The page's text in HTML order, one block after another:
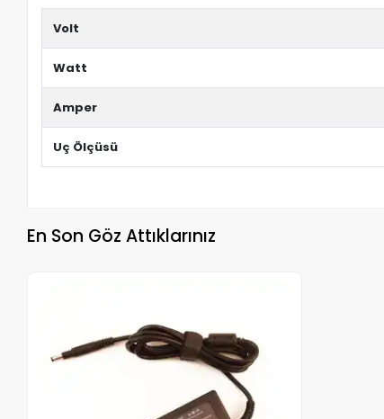
Volt
Watt
Amper
Uç Ölçüsü
En Son Göz Attıklarınız